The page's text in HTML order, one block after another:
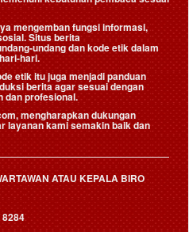
mengemban fungsi informasi,
Situs berita
undang dan kode etik dalam
hari.
etik itu juga menjadi panduan
berita agar sesuai dengan
dan profesional.
mengharapkan dukungan
layanan kami semakin baik dan
ATAU KEPALA BIRO
8284